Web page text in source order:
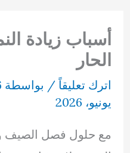
أسباب زيادة
الحار
اترك تعليقاً / بواسطة
يونيو، 2026
مع حلول فصل الصيف